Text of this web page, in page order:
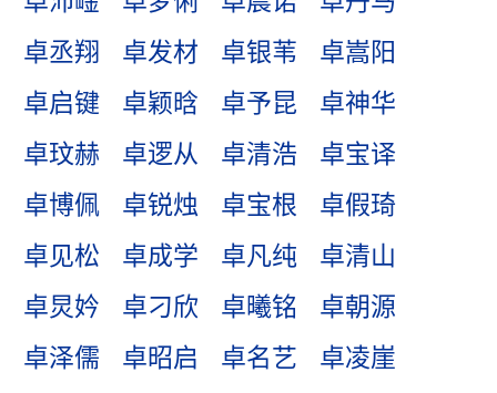
卓丞翔
卓发材 卓银苇
卓嵩阳
卓启键
卓颖晗 卓予昆
卓神华
卓玟赫
卓逻从 卓清浩
卓宝译
卓博佩
卓锐烛 卓宝根
卓假琦
卓见松
卓成学 卓凡纯
卓清山
卓炅妗
卓刁欣 卓曦铭
卓朝源
卓泽儒
卓昭启 卓名艺
卓凌崖